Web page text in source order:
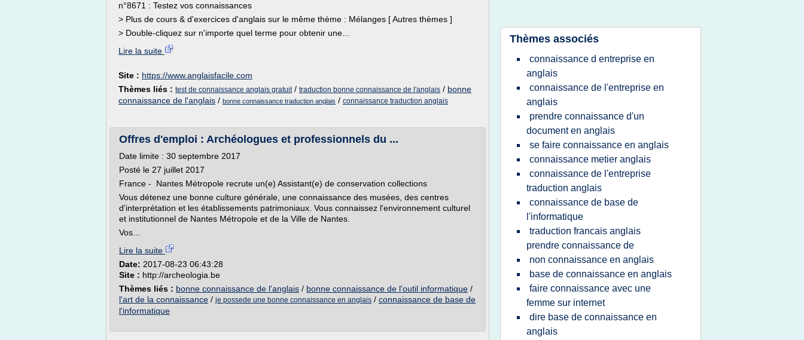
n°8671 : Testez vos connaissances
> Plus de cours & d'exercices d'anglais sur le même thème : Mélanges [ Autres thèmes ]
> Double-cliquez sur n'importe quel terme pour obtenir une...
Lire la suite
Site : https://www.anglaisfacile.com
Thèmes liés : test de connaissance anglais gratuit/ traduction bonne connaissance de l'anglais / bonne
connaissance de l'anglais / bonne connaissance traduction anglais / connaissance traduction anglais
Offres d'emploi : Archéologues et professionnels du ...
Date limite : 30 septembre 2017
Posté le 27 juillet 2017
France - Nantes Métropole recrute un(e) Assistant(e) de conservation collections
Vous détenez une bonne culture générale, une connaissance des musées, des centres
d'interprétation et les établissements patrimoniaux. Vous connaissez l'environnement culturel
et institutionnel de Nantes Métropole et de la Ville de Nantes.
Vos...
Lire la suite
Date: 2017-08-23 06:43:28
Site : http://archeologia.be
Thèmes liés : bonne connaissance de l'anglais / bonne connaissance de l'outil informatique /
l'art de la connaissance / je possede une bonne connaissance en anglais / connaissance de base de
l'informatique
Thèmes associés
connaissance d entreprise en
anglais
connaissance de l'entreprise en
anglais
prendre connaissance d'un
document en anglais
se faire connaissance en anglais
connaissance metier anglais
connaissance de l'entreprise
traduction anglais
connaissance de base de
l'informatique
traduction francais anglais
prendre connaissance de
non connaissance en anglais
base de connaissance en anglais
faire connaissance avec une
femme sur internet
dire base de connaissance en
anglais